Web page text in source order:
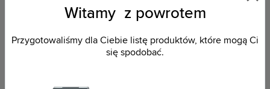
Casio General MTP-VD02D-
209,00 zł
Casio General MQ-24UC-8BEF
98,24 zł
Witamy z powrotem
Przygotowaliśmy dla Ciebie listę produktów, które mogą Ci
się spodobać.